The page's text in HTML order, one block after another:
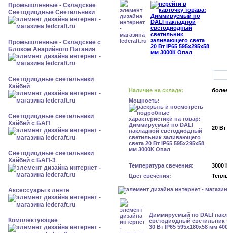
Промышленные - Складские
Светодиодные Светильники
Промышленные - Складские с
Блоком Аварийного Питания
Светодиодные светильники
Хайбей
Светодиодные светильники
Хайбей с БАП
Светодиодные светильники
Хайбей с БАП-3
Аксессуары к ленте
Комплектующие
Наличие на складе:
Мощность:
20 Вт
Температура свечения:
3000
Цвет свечения:
Диммируемый по DALI
светодиодный светильник
30 Вт IP65 595x180x58 мм